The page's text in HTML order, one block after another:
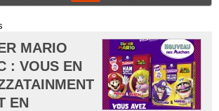
MARIO
: VOUS EN
EN